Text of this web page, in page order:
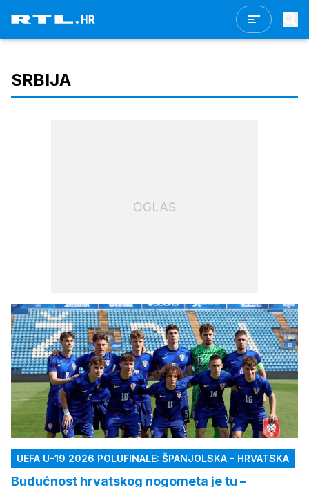
SRBIJA
OGLAS
UEFA U-19 2026 POLUFINALE: ŠPANJOLSKA - HRVATSKA
Budućnost hrvatskog nogometa je tu –